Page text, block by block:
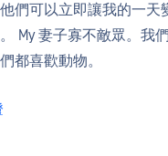
們可以立即讓我的一天
My 妻子寡不敵眾。我
都喜歡動物。